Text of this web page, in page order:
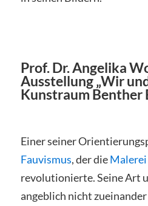
Prof. Dr. Angelika
Ausstellung „Wir
Kunstraum Benther
Einer seiner
Fauvismus, der dieMalerei
revolutionierte. Seine Art
angeblich nicht